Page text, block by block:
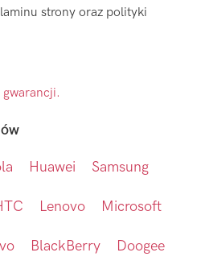
strony oraz polityki
gwarancji.
Huawei Samsung
Lenovo Microsoft
BlackBerry Doogee